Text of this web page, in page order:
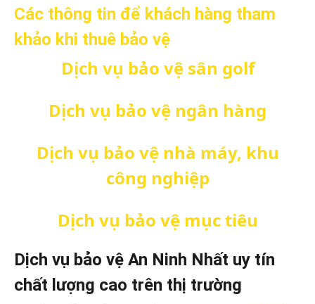
Các thông tin để khách hàng tham
khảo khi thuê bảo vệ
Dịch vụ bảo vệ sân golf
Dịch vụ bảo vệ ngân hàng
Dịch vụ bảo vệ nhà máy, khu
công nghiệp
Dịch vụ bảo vệ mục tiêu
Dịch vụ bảo vệ An Ninh Nhất uy tín
chất lượng cao trên thị trường